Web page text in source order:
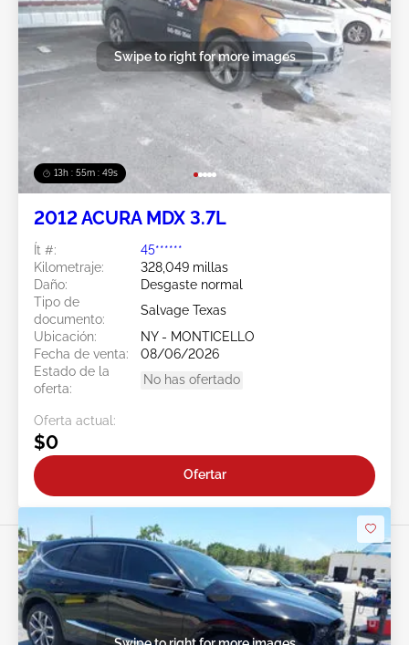
13h : 55m : 46s
Swipe to right for more images
2012 ACURA MDX 3.7L
Ít #:
45******
Kilometraje:
328,049 millas
Daño:
Desgaste normal
Tipo de
documento:
Salvage Texas
Ubicación:
NY - MONTICELLO
Fecha de venta:
08/06/2026
Estado de la
oferta:
No has ofertado
Oferta actual:
$0
Ofertar